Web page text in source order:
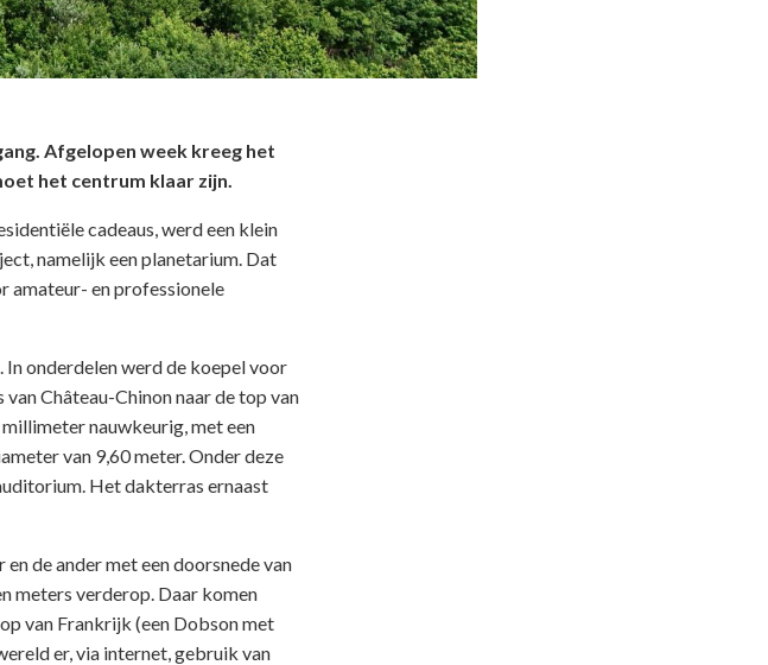
Afgelopen week kreeg het
het centrum klaar zijn.
cadeaus, werd een klein
namelijk een planetarium. Dat
amateur- en professionele
onderdelen werd de koepel voor
Château-Chinon naar de top van
nauwkeurig, met een
van 9,60 meter. Onder deze
Het dakterras ernaast
de ander met een doorsnede van
meters verderop. Daar komen
van Frankrijk (een Dobson met
er, via internet, gebruik van